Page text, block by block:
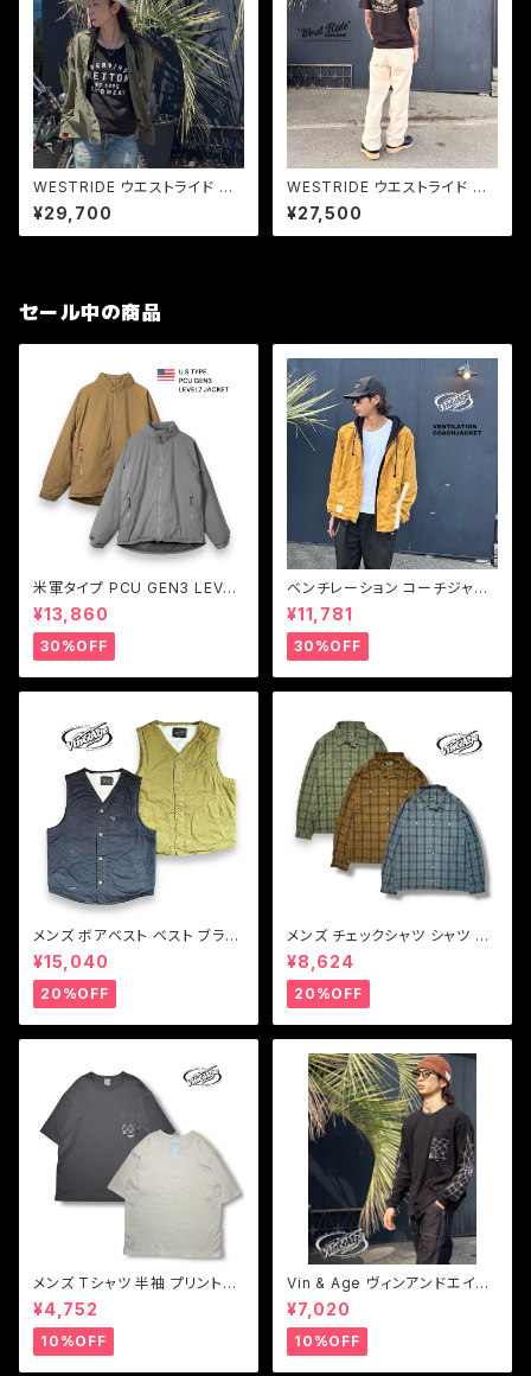
WESTRIDE ウエストライド W-
44 JACKET ミリタリージャケ
ット ユーティリティジャケット メ
ンズ
¥29,700
WESTRIDE ウエストライド W&
R W FLAP PANTS ペインター
パンツ ヘリンボーンツイル ヴィ
ンテージ ワークパンツ
¥27,500
セール中の商品
米軍タイプ PCU GEN3 LEVEL
7 JACKET
¥13,860
30%OFF
ベンチレーション コーチジャケ
ット ミリタリー ヘビーツイル バ
イクジャケット メンズ Vin & Ag
e ヴィンアンドエイジ VENTILA
TION COACHJACKET
¥11,781
30%OFF
メンズ ボアベスト ベスト ブラッ
ク カーキ Vin & Age ヴィンア
ンドエイジ DECK BOA VEST
¥15,040
20%OFF
メンズ チェックシャツ シャツ ブ
ルー ブラウン グリーン Vin & A
ge ヴィンアンドエイジ LIGHT
FABRIC SHIRT(TYPE VSL6)
¥8,624
20%OFF
メンズ Tシャツ 半袖 プリントT
シャツブラック ホワイト Vin & A
ge ヴィンアンドエイジ TYPE
VT12 WIDE LIGHTNING-T
¥4,752
10%OFF
Vin & Age ヴィンアンドエイジ
VT14 スパイダーウェブ ロング
スリーブTシャツ 長袖Tシャツ
コットン ヴィンテージ風 サング
ラスホルダー
¥7,020
10%OFF